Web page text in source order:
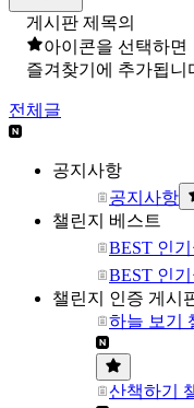
게시판 제목의
아이콘을 선택하면
즐겨찾기에 추가됩니
전체글
공지사항
공지사항
챌린지 베스트
BEST 인
BEST 인
챌린지 인증 게시
하늘 보기
산책하기